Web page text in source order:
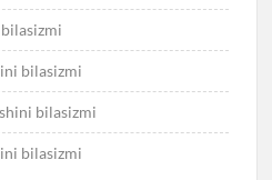
bilasizmi
bilasizmi
bilasizmi